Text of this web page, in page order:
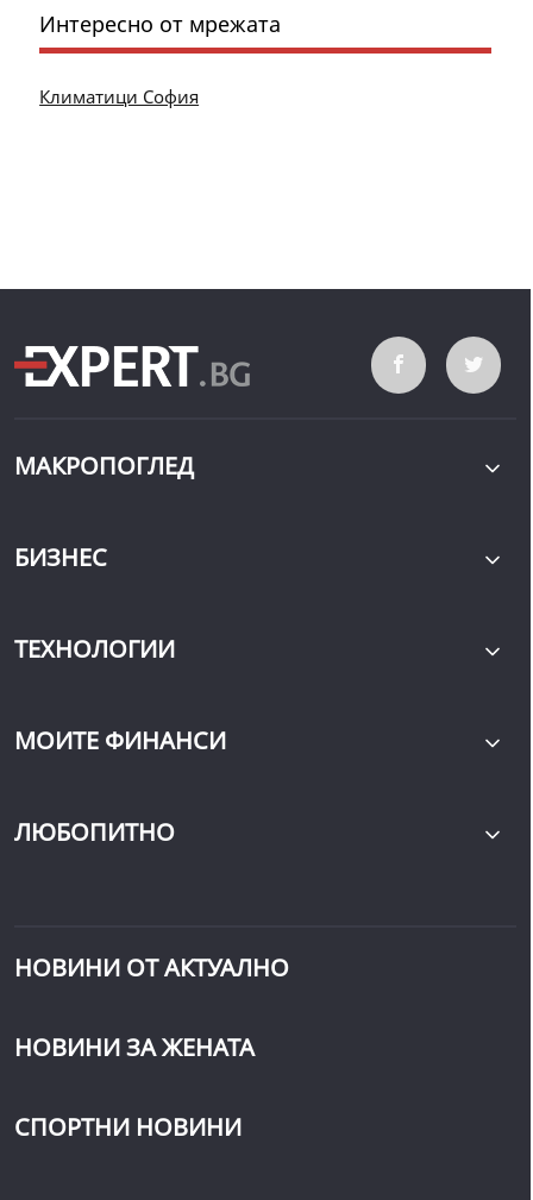
Интересно от мрежата
Климатици София
МАКРОПОГЛЕД
БИЗНЕС
ТЕХНОЛОГИИ
МОИТЕ ФИНАНСИ
ЛЮБОПИТНО
НОВИНИ ОТ АКТУАЛНО
НОВИНИ ЗА ЖЕНАТА
СПОРТНИ НОВИНИ